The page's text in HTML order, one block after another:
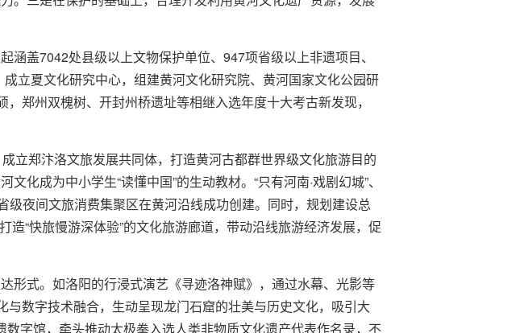
盖7042处县级以上文物保护单位、947项省级以上非遗项目、
立夏文化研究中心，组建黄河文化研究院、黄河国家文化公园研
郑州双槐树、开封州桥遗址等相继入选年度十大考古新发现，
立郑汴洛文旅发展共同体，打造黄河古都群世界级文化旅游目的
化成为中小学生“读懂中国”的生动教材。“只有河南·戏剧幻城”、
夜间文旅消费集聚区在黄河沿线成功创建。同时，规划建设总
“快旅慢游深体验”的文化旅游廊道，带动沿线旅游经济发展，促
形式。如洛阳的行浸式演艺《寻迹洛神赋》，通过水幕、光影等
数字技术融合，生动呈现龙门石窟的壮美与历史文化，吸引大
数字馆，牵头推动太极拳入选人类非物质文化遗产代表作名录，不